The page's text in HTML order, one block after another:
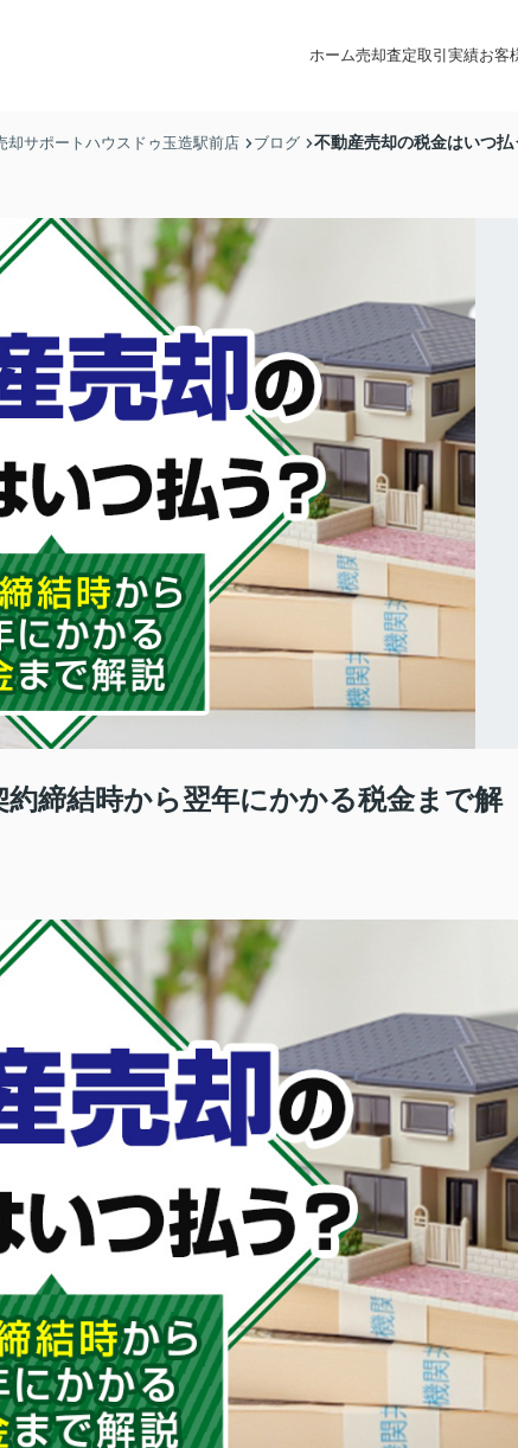
ホーム売却査定取引実績お客
却サポートハウスドゥ玉造駅前店 ブログ 不動産売却の税金はいつ
締結時から翌年にかかる税金まで解